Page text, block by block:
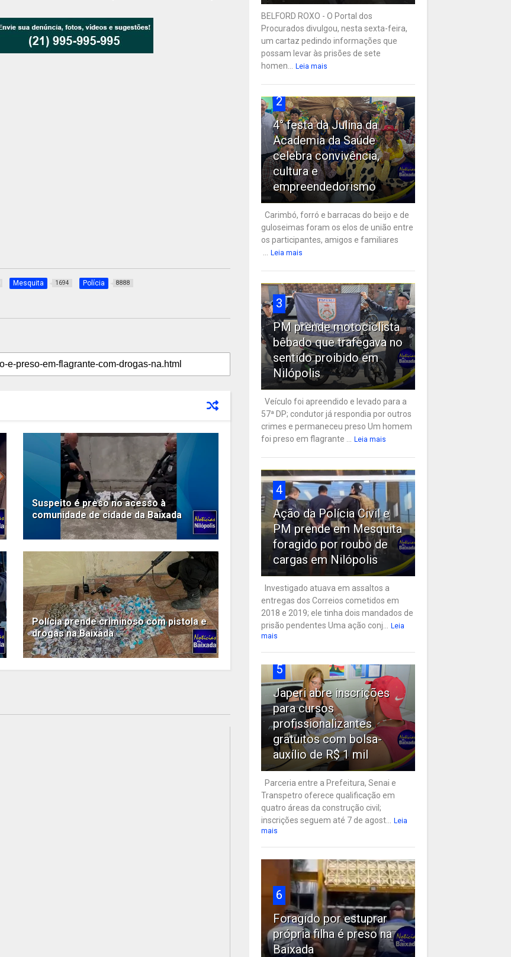
Mesquita 1694 Polícia 8888
Suspeito é preso no acesso à
comunidade de cidade da Baixada
Polícia prende criminoso com pistola e
drogas na Baixada
BELFORD ROXO - O Portal dos
Procurados divulgou, nesta sexta-feira,
um cartaz pedindo informações que
possam levar às prisões de sete
homen... Leia mais
2
4° festa da Julina da
Academia da Saúde
celebra convivência,
cultura e
empreendedorismo
Carimbó, forró e barracas do beijo e de
guloseimas foram os elos de união entre
os participantes, amigos e familiares
... Leia mais
3
PM prende motociclista
bêbado que trafegava no
sentido proibido em
Nilópolis
Veículo foi apreendido e levado para a
57ª DP; condutor já respondia por outros
crimes e permaneceu preso Um homem
foi preso em flagrante ... Leia mais
4
Ação da Polícia Civil e
PM prende em Mesquita
foragido por roubo de
cargas em Nilópolis
Investigado atuava em assaltos a
entregas dos Correios cometidos em
2018 e 2019; ele tinha dois mandados de
prisão pendentes Uma ação conj... Leia
mais
5
Japeri abre inscrições
para cursos
profissionalizantes
gratuitos com bolsa-
auxílio de R$ 1 mil
Parceria entre a Prefeitura, Senai e
Transpetro oferece qualificação em
quatro áreas da construção civil;
inscrições seguem até 7 de agost... Leia
mais
6
Foragido por estuprar
própria filha é preso na
Baixada